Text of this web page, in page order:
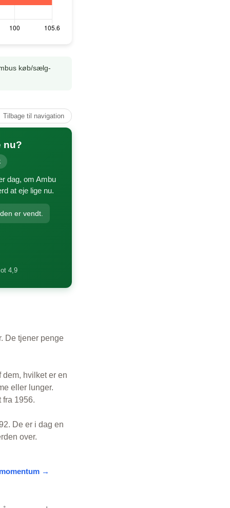
køb/sælg-
Tilbage til navigation
nu?
dag, om Ambu
at eje lige nu.
er vendt.
4,9
De tjener penge
hvilket er en
eller lunger.
fra 1956.
De er i dag en
over.
→